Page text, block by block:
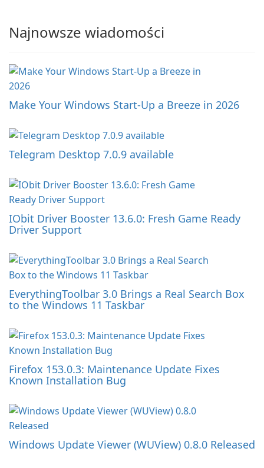
Najnowsze wiadomości
Make Your Windows Start-Up a Breeze in 2026
Telegram Desktop 7.0.9 available
IObit Driver Booster 13.6.0: Fresh Game Ready
Driver Support
EverythingToolbar 3.0 Brings a Real Search Box
to the Windows 11 Taskbar
Firefox 153.0.3: Maintenance Update Fixes
Known Installation Bug
Windows Update Viewer (WUView) 0.8.0 Released